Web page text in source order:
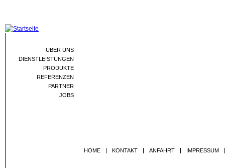
HOME KONTAKT ANFAHRT IMPRESSUM
ÜBER UNS
DIENSTLEISTUNGEN
PRODUKTE
REFERENZEN
PARTNER
JOBS